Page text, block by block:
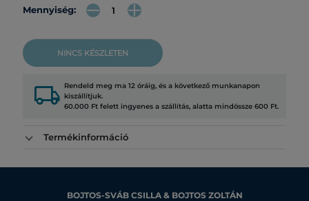
Mennyiség:
NINCS KÉSZLETEN
local_shipping Rendeld meg ma 12 óráig, és a következő munkanapon
kiszállítjuk.
60.000 Ft felett ingyenes a szállítás, alatta mindössze 600 Ft.
Termékinformáció
BOJTOS-SVÁB CSILLA & BOJTOS ZOLTÁN